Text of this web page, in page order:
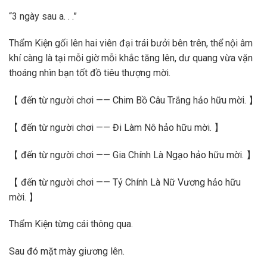
“3 ngày sau a. . .”
Thẩm Kiện gối lên hai viên đại trái bưởi bên trên, thể nội âm
khí càng là tại mỗi giờ mỗi khắc tăng lên, dư quang vừa vặn
thoáng nhìn bạn tốt đồ tiêu thượng mời.
【 đến từ người chơi —— Chim Bồ Câu Trắng hảo hữu mời. 】
【 đến từ người chơi —— Đi Làm Nô hảo hữu mời. 】
【 đến từ người chơi —— Gia Chính Là Ngạo hảo hữu mời. 】
【 đến từ người chơi —— Tỷ Chính Là Nữ Vương hảo hữu
mời. 】
Thẩm Kiện từng cái thông qua.
Sau đó mặt mày giương lên.